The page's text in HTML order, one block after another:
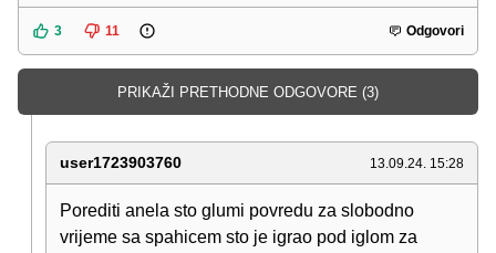
3 11 Odgovori
PRIKAŽI PRETHODNE ODGOVORE (3)
user1723903760 13.09.24. 15:28
Porediti anela sto glumi povredu za slobodno
vrijeme sa spahicem sto je igrao pod iglom za